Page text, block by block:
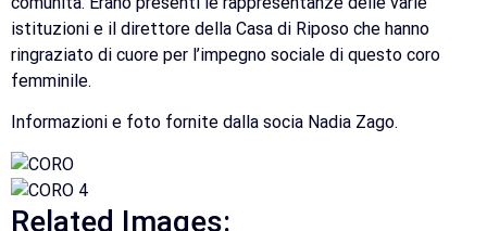
istituzioni e il direttore della Casa di Riposo che hanno
ringraziato di cuore per l’impegno sociale di questo coro
femminile.
Informazioni e foto fornite dalla socia Nadia Zago.
Related Images: